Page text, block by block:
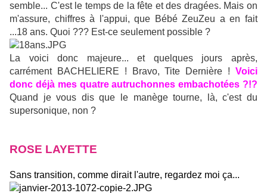
semble... C'est le temps de la fête et des dragées. Mais on
m'assure, chiffres à l'appui, que Bébé ZeuZeu a en fait
...18 ans. Quoi ??? Est-ce seulement possible ?
La voici donc majeure... et quelques jours après,
carrément BACHELIERE ! Bravo, Tite Dernière ! Voici
donc déjà mes quatre autruchonnes embachotées ?!?
Quand je vous dis que le manège tourne, là, c'est du
supersonique, non ?
ROSE LAYETTE
Sans transition, comme dirait l'autre, regardez moi ça...